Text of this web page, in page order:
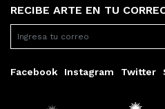
RECIBE ARTE EN TU
Facebook Instagram Twitter